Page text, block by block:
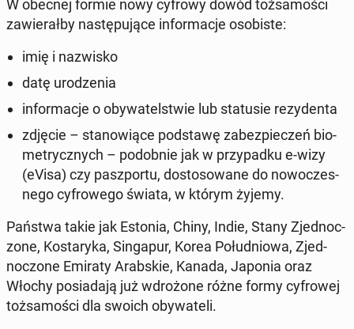
W obecnej formie nowy cyfrowy dowód tożsamoś­ci
za­w­ier­ał­by następu­jące in­for­ma­c­je os­o­biste:
imię i nazwisko
datę urodzenia
in­for­ma­c­je o oby­wa­telst­wie lub sta­tusie rezy­den­ta
zdjęcie – stanow­iące pod­stawę zabez­pieczeń bio­
m­e­trycznych – podob­nie jak w przy­pad­ku e-wizy
(eVisa) czy pasz­por­tu, dos­tosowane do nowoczes­
nego cyfrowego świata, w którym żyjemy.
Państwa takie jak Estonia, Chiny, Indie, Stany Zjed­noc­
zone, Kostary­ka, Sin­ga­pur, Korea Połud­niowa, Zjed­
noc­zone Emiraty Arab­skie, Kanada, Japonia oraz
Włochy posi­ada­ją już wdrożone różne formy cyfrowej
tożsamoś­ci dla swoich oby­wa­teli.